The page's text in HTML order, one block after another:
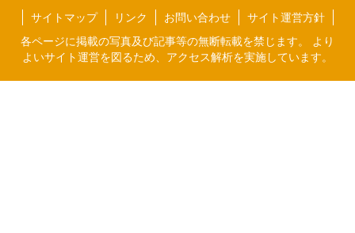
サイトマップ リンク お問い合わせ
サイト運営方針
各ページに掲載の写真及び記事等の無断転載を禁じます。 より
よいサイト運営を図るため、アクセス解析を実施しています。